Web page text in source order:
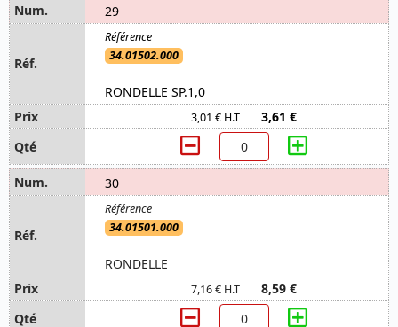
29
34.01502.000
RONDELLE SP.1,0
3,01 € H.T 3,61 €
30
34.01501.000
RONDELLE
7,16 € H.T 8,59 €